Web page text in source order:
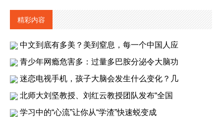
精彩内容
中文到底有多美？美到窒息，每一个中国人应
青少年网瘾危害多：过量多巴胺分泌令大脑功
迷恋电视手机，孩子大脑会发生什么变化？几
北师大刘坚教授、刘红云教授团队发布“全国
学习中的“心流”让你从“学渣”快速蜕变成